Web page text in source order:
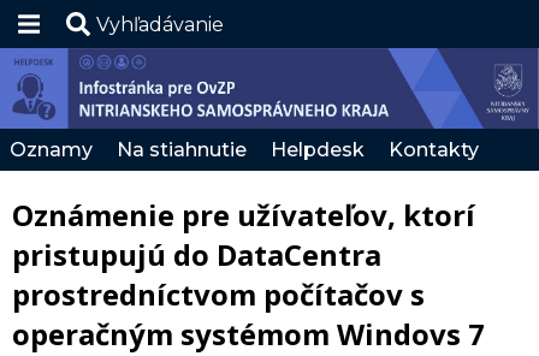
Hlavná stránka
RSS
Zmena kontrastu
Vyhľadávanie
SK
Oznamy Na stiahnutie Helpdesk Kontakty
Oznámenie pre užívateľov, ktorí
pristupujú do DataCentra
prostredníctvom počítačov s
operačným systémom Windovs 7